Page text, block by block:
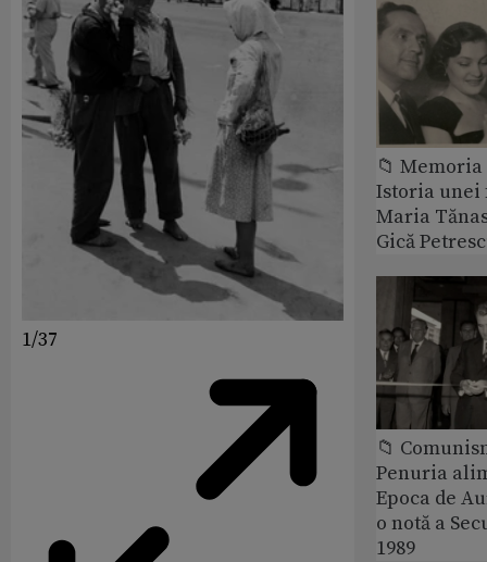
1/37
📁
Istoria
Maria
Gică
📁
Penuria
Epoca de
o notă a
1989